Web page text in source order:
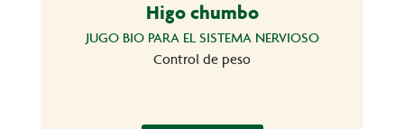
Higo chumbo
JUGO BIO PARA EL SISTEMA NERVIOSO
Control de peso